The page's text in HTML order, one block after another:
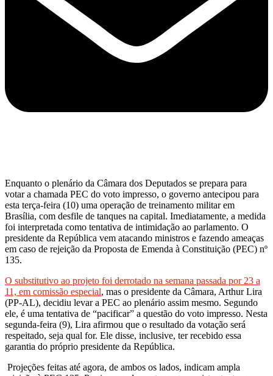
Enquanto o plenário da Câmara dos Deputados se prepara para
votar a chamada PEC do voto impresso, o governo antecipou para
esta terça-feira (10) uma operação de treinamento militar em
Brasília, com desfile de tanques na capital. Imediatamente, a medida
foi interpretada como tentativa de intimidação ao parlamento. O
presidente da República vem atacando ministros e fazendo ameaças
em caso de rejeição da Proposta de Emenda à Constituição (PEC) nº
135.
O substitutivo ao projeto foi derrotado na semana passada por 23 a
11, em comissão especial, mas o presidente da Câmara, Arthur Lira
(PP-AL), decidiu levar a PEC ao plenário assim mesmo. Segundo
ele, é uma tentativa de “pacificar” a questão do voto impresso. Nesta
segunda-feira (9), Lira afirmou que o resultado da votação será
respeitado, seja qual for. Ele disse, inclusive, ter recebido essa
garantia do próprio presidente da República.
Projeções feitas até agora, de ambos os lados, indicam ampla